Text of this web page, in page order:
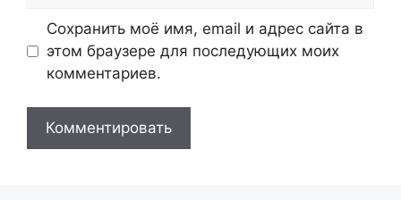
Сохранить моё имя, email и адрес сайта в
этом браузере для последующих моих
комментариев.